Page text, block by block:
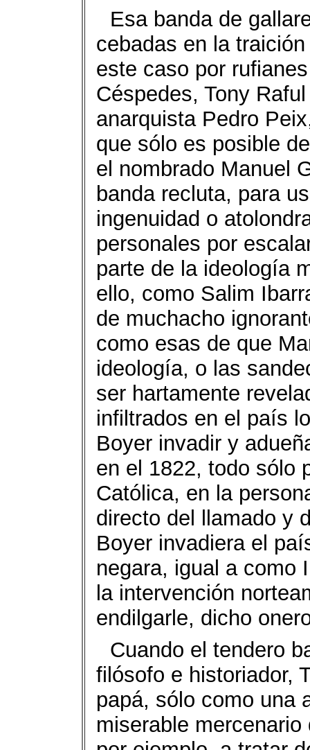
Esa banda de
cebadas en la
este caso por
Céspedes, Tony
anarquista Pedro
que sólo es posible
el nombrado Manuel
banda recluta, para
ingenuidad o
personales por
parte de la ideología
ello, como Salim
de muchacho
como esas de que
ideología, o las
ser hartamente
infiltrados en el país
Boyer invadir y
en el 1822, todo sólo
Católica, en la
directo del llamado y
Boyer invadiera el
negara, igual a como
la intervención
endilgarle, dicho
Cuando el tendero
filósofo e historiador,
papá, sólo como una
miserable